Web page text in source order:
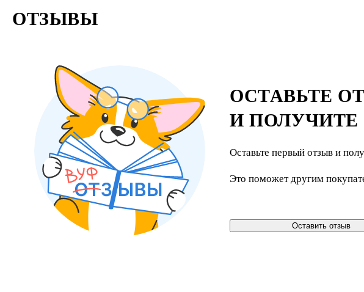
ОТЗЫВЫ
ОСТАВЬТЕ
И
Оставьте первый отзыв и
Это поможет другим
Оставить отзыв